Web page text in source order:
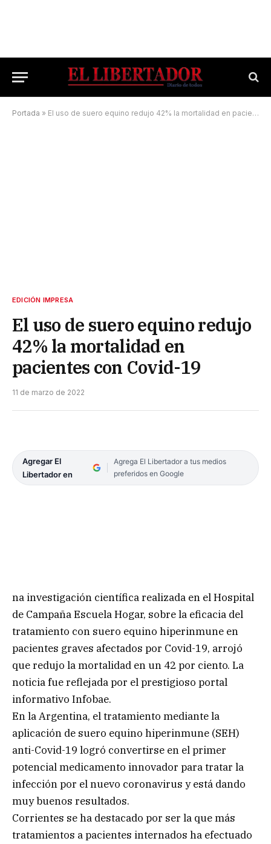
Portada » El uso de suero equino redujo 42% la mortalidad en pacientes con Covid-19
EDICIÓN IMPRESA
El uso de suero equino redujo
42% la mortalidad en
pacientes con Covid-19
11 de marzo de 2022
Agregar El
Libertador en
Agrega El Libertador a tus medios
preferidos en Google
na investigación científica realizada en el Hospital
de Campaña Escuela Hogar, sobre la eficacia del
tratamiento con suero equino hiperinmune en
pacientes graves afectados por Covid-19, arrojó
que redujo la mortalidad en un 42 por ciento. La
noticia fue reflejada por el prestigioso portal
informativo Infobae.
En la Argentina, el tratamiento mediante la
aplicación de suero equino hiperinmune (SEH)
anti-Covid-19 logró convertirse en el primer
potencial medicamento innovador para tratar la
infección por el nuevo coronavirus y está dando
muy buenos resultados.
Corrientes se ha destacado por ser la que más
tratamientos a pacientes internados ha efectuado